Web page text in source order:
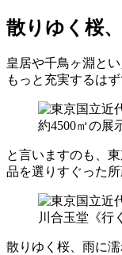
散りゆく桜
皇居や千鳥ヶ淵と
もっと充実するはず
約4500㎡の展
と言いますのも、
品を選りすぐった
川合玉堂《行
散りゆく桜、雨に